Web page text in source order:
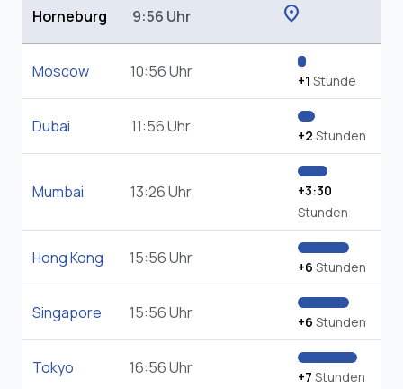
Horneburg 9:56 Uhr location_on
Moscow 10:56 Uhr +1 Stunde
Dubai 11:56 Uhr +2 Stunden
Mumbai 13:26 Uhr
+3:30
Stunden
Hong Kong 15:56 Uhr +6 Stunden
Singapore 15:56 Uhr +6 Stunden
Tokyo 16:56 Uhr +7 Stunden